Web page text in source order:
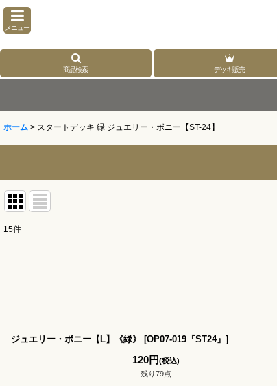
メニュー
商品検索 デッキ販売
ホーム > スタートデッキ 緑 ジュエリー・ボニー【ST-24】
15件
ジュエリー・ボニー【L】《緑》 [OP07-019『ST24』 ]
120円(税込)
残り79点